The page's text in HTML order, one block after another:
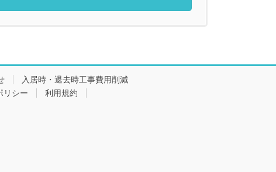
入居時・退去時工事費用削減
リシー 利用規約